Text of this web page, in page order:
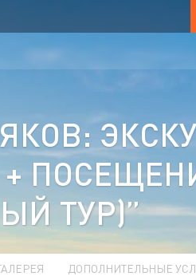
ТУР)”
ДОПОЛНИТЕЛЬНЫЕ